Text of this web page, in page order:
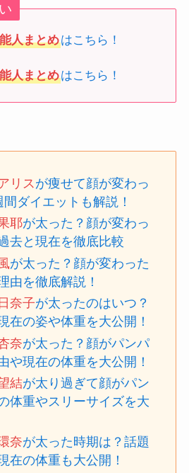
人まとめはこちら！
人まとめはこちら！
リス が痩せて顔が変わっ
ダイエットも解説！
耶が太った？顔が変わっ
去と現在を徹底比較
が太った？顔が変わった
由を徹底解説！
奈子が太ったのはいつ？
在の姿や体重を大公開！
奈が太った？顔がパンパ
や現在の体重を大公開！
結が太り過ぎて顔がパン
体重やスリーサイズを大
奈が太った時期は？話題
在の体重も大公開！